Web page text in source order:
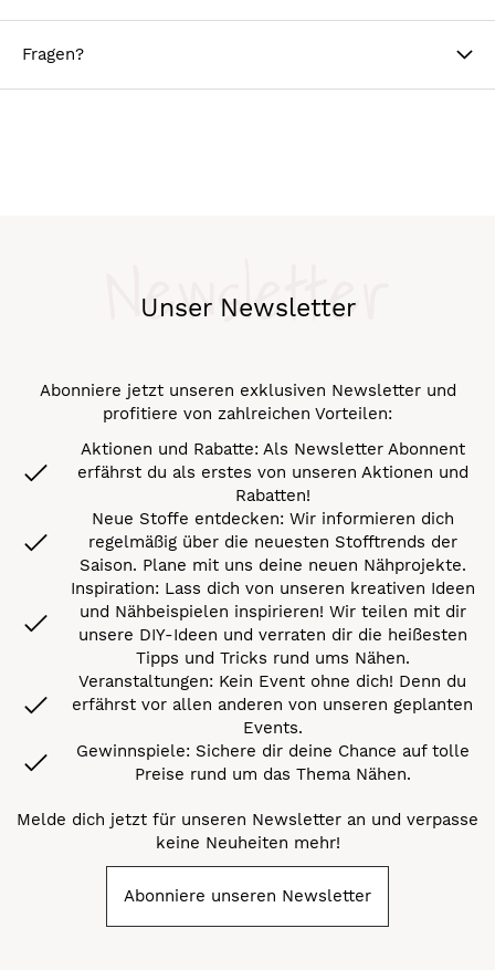
Fragen?
Unser Newsletter
Newsletter
Abonniere jetzt unseren exklusiven Newsletter und
profitiere von zahlreichen Vorteilen:
Aktionen und Rabatte: Als Newsletter Abonnent
erfährst du als erstes von unseren Aktionen und
Rabatten!
Neue Stoffe entdecken: Wir informieren dich
regelmäßig über die neuesten Stofftrends der
Saison. Plane mit uns deine neuen Nähprojekte.
Inspiration: Lass dich von unseren kreativen Ideen
und Nähbeispielen inspirieren! Wir teilen mit dir
unsere DIY-Ideen und verraten dir die heißesten
Tipps und Tricks rund ums Nähen.
Veranstaltungen: Kein Event ohne dich! Denn du
erfährst vor allen anderen von unseren geplanten
Events.
Gewinnspiele: Sichere dir deine Chance auf tolle
Preise rund um das Thema Nähen.
Melde dich jetzt für unseren Newsletter an und verpasse
keine Neuheiten mehr!
Abonniere unseren Newsletter